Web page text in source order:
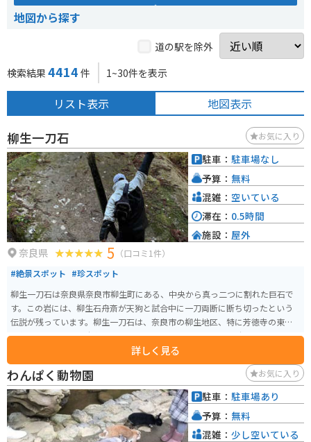
地図から探す
道の駅を除外
検索結果 4414 件 1~30件を表示
リスト表示 地図表示
柳生一刀石 お気に入り
奈良県 5 （口コミ1件）
#絶景スポット #珍スポット
柳生一刀石は奈良県奈良市柳生町にある、中央から真っ二つに割れた巨石で
す。この岩には、柳生石舟斎が天狗と試合中に一刀両断に断ち切ったという
伝説が残っています。柳生一刀石は、奈良市の柳生地区、特に芳徳寺の東南
に位置しており、日本剣士の聖地としても知られています。 奈良県の歴史や
文化を感じることができるスポットの一つであり、柳生新陰流が誕生した地
としてもその名を馳せています。アニメ『鬼滅の刃』に登場した一刀両断さ
れた岩と似ているとしてファンにも人気の場所となっています。駐車場はな
く、麓に民間の駐車場がありますので、そこへ停めて徒歩20分程です。
詳しく見る
駐車： 駐車場なし
予算： 無料
混雑： 空いている
滞在： 0.5時間
施設： 屋外
わんぱく動物園 お気に入り
駐車： 駐車場あり
予算： 無料
混雑： 少し空いている